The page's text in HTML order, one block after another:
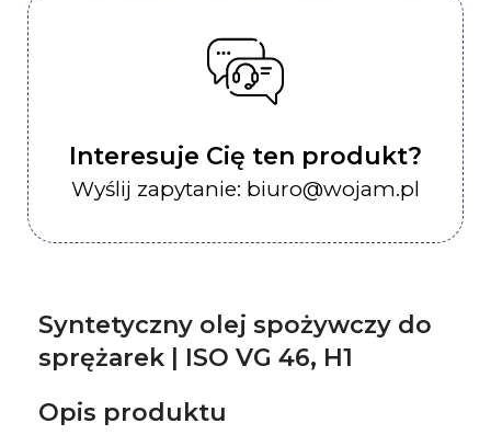
Interesuje Cię ten produkt?
Wyślij zapytanie: biuro@wojam.pl
Syntetyczny olej spożywczy do
sprężarek | ISO VG 46, H1
Opis produktu